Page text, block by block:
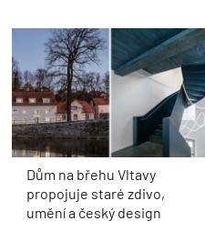
Dům na břehu Vltavy
propojuje staré zdivo,
umění a český design